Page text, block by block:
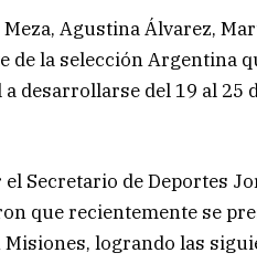
Agustina Álvarez,
de la selección Argentina
desarrollarse del 19 al 25
Secretario de Deportes
que recientemente se
Misiones, logrando las